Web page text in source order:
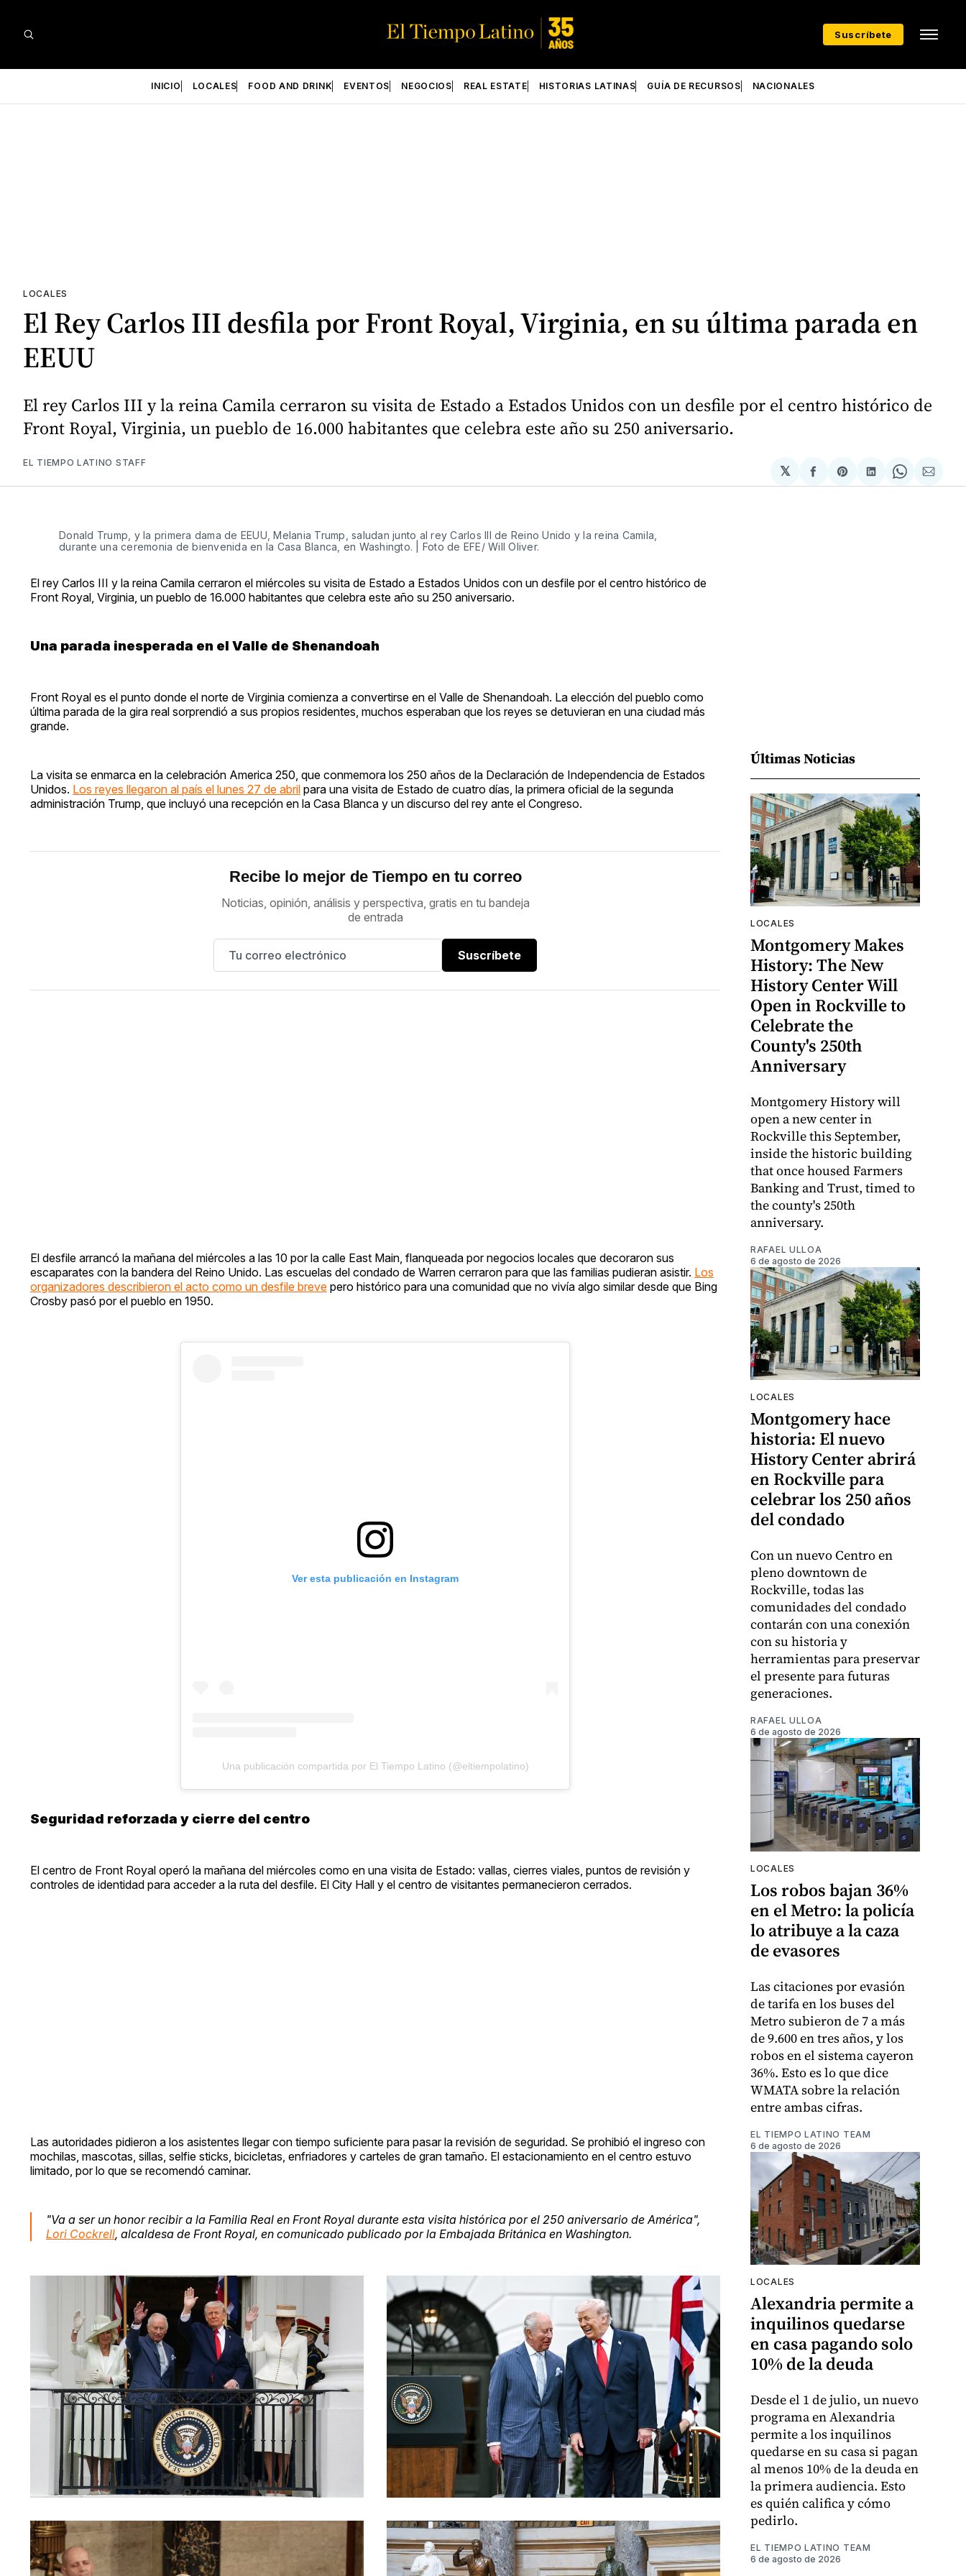
Suscríbete
INICIO LOCALES FOOD AND DRINK EVENTOS NEGOCIOS REAL ESTATE HISTORIAS LATINAS GUÍA DE RECURSOS NACIONALES
LOCALES
El Rey Carlos III desfila por Front Royal, Virginia, en su última parada en
EEUU
El rey Carlos III y la reina Camila cerraron su visita de Estado a Estados Unidos con un desfile por el centro histórico de
Front Royal, Virginia, un pueblo de 16.000 habitantes que celebra este año su 250 aniversario.
EL TIEMPO LATINO STAFF
𝕏
Compartir
en
Share
on
Compartir
en
Share
on
via
Donald Trump, y la primera dama de EEUU, Melania Trump, saludan junto al rey Carlos III de Reino Unido y la reina Camila,
durante una ceremonia de bienvenida en la Casa Blanca, en Washingto. | Foto de EFE/ Will Oliver.
El rey Carlos III y la reina Camila cerraron el miércoles su visita de Estado a Estados Unidos con un desfile por el centro histórico de
Front Royal, Virginia, un pueblo de 16.000 habitantes que celebra este año su 250 aniversario.
Una parada inesperada en el Valle de Shenandoah
Front Royal es el punto donde el norte de Virginia comienza a convertirse en el Valle de Shenandoah. La elección del pueblo como
última parada de la gira real sorprendió a sus propios residentes, muchos esperaban que los reyes se detuvieran en una ciudad más
grande.
La visita se enmarca en la celebración America 250, que conmemora los 250 años de la Declaración de Independencia de Estados
Unidos. Los reyes llegaron al país el lunes 27 de abril para una visita de Estado de cuatro días, la primera oficial de la segunda
administración Trump, que incluyó una recepción en la Casa Blanca y un discurso del rey ante el Congreso.
Recibe lo mejor de Tiempo en tu correo
Noticias, opinión, análisis y perspectiva, gratis en tu bandeja
de entrada
Suscríbete
El desfile arrancó la mañana del miércoles a las 10 por la calle East Main, flanqueada por negocios locales que decoraron sus
escaparates con la bandera del Reino Unido. Las escuelas del condado de Warren cerraron para que las familias pudieran asistir. Los
organizadores describieron el acto como un desfile breve pero histórico para una comunidad que no vivía algo similar desde que Bing
Crosby pasó por el pueblo en 1950.
Ver esta publicación en Instagram
Una publicación compartida por El Tiempo Latino (@eltiempolatino)
Seguridad reforzada y cierre del centro
El centro de Front Royal operó la mañana del miércoles como en una visita de Estado: vallas, cierres viales, puntos de revisión y
controles de identidad para acceder a la ruta del desfile. El City Hall y el centro de visitantes permanecieron cerrados.
Las autoridades pidieron a los asistentes llegar con tiempo suficiente para pasar la revisión de seguridad. Se prohibió el ingreso con
mochilas, mascotas, sillas, selfie sticks, bicicletas, enfriadores y carteles de gran tamaño. El estacionamiento en el centro estuvo
limitado, por lo que se recomendó caminar.
"Va a ser un honor recibir a la Familia Real en Front Royal durante esta visita histórica por el 250 aniversario de América",
Lori Cockrell, alcaldesa de Front Royal, en comunicado publicado por la Embajada Británica en Washington.
Últimas Noticias
LOCALES
Montgomery Makes
History: The New
History Center Will
Open in Rockville to
Celebrate the
County's 250th
Anniversary
Montgomery History will
open a new center in
Rockville this September,
inside the historic building
that once housed Farmers
Banking and Trust, timed to
the county's 250th
anniversary.
RAFAEL ULLOA
6 de agosto de 2026
LOCALES
Montgomery hace
historia: El nuevo
History Center abrirá
en Rockville para
celebrar los 250 años
del condado
Con un nuevo Centro en
pleno downtown de
Rockville, todas las
comunidades del condado
contarán con una conexión
con su historia y
herramientas para preservar
el presente para futuras
generaciones.
RAFAEL ULLOA
6 de agosto de 2026
LOCALES
Los robos bajan 36%
en el Metro: la policía
lo atribuye a la caza
de evasores
Las citaciones por evasión
de tarifa en los buses del
Metro subieron de 7 a más
de 9.600 en tres años, y los
robos en el sistema cayeron
36%. Esto es lo que dice
WMATA sobre la relación
entre ambas cifras.
EL TIEMPO LATINO TEAM
6 de agosto de 2026
LOCALES
Alexandria permite a
inquilinos quedarse
en casa pagando solo
10% de la deuda
Desde el 1 de julio, un nuevo
programa en Alexandria
permite a los inquilinos
quedarse en su casa si pagan
al menos 10% de la deuda en
la primera audiencia. Esto
es quién califica y cómo
pedirlo.
EL TIEMPO LATINO TEAM
6 de agosto de 2026